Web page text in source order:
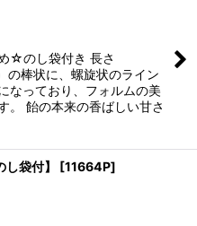
☆のし袋付き 長さ
の棒状に、螺旋状のライン
なっており、フォルムの美
。 飴の本来の香ばしい甘さ
袋付】 [11664P]